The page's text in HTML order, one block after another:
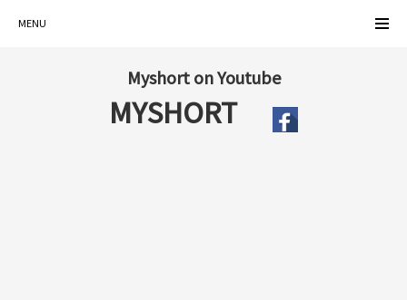
MENU
Myshort on Youtube
MYSHORT